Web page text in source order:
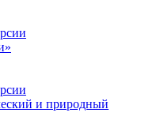
и природный